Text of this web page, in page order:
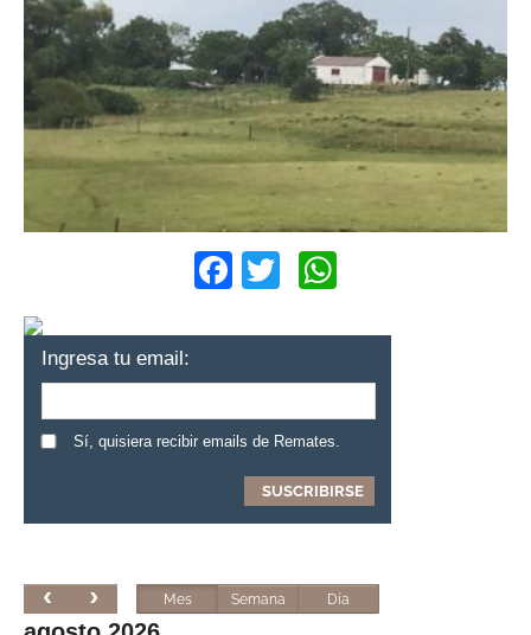
Facebook
Twitter
Ingresa tu email:
Sí, quisiera recibir emails de Remates.
Mes Semana Día